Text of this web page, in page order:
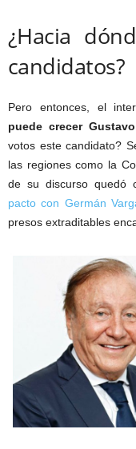
¿Hacia
candidatos?
Pero entonces, el
puede crecer
votos este candidato?
las regiones como la
de su discurso quedó
pacto con Germán
presos extraditables